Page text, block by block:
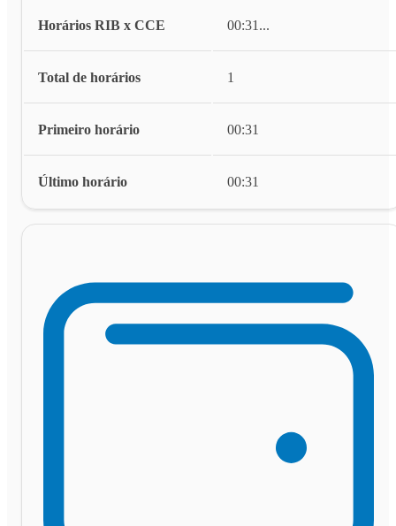
Horários RIB x CCE 00:31...
Total de horários 1
Primeiro horário 00:31
Último horário 00:31